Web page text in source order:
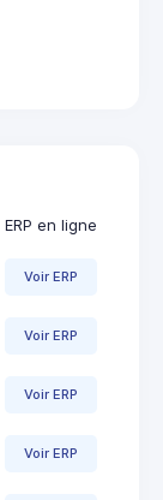
ERP en ligne
Voir ERP
Voir ERP
Voir ERP
Voir ERP